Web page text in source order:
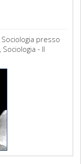
presso
- II